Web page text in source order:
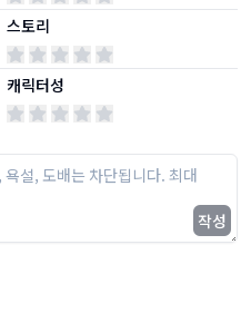
스토리
캐릭터성
작성